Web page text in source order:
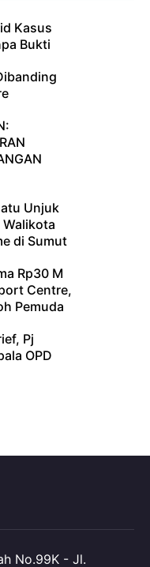
Kasus
Bukti
Unjuk
Walikota
di Sumut
Rp30 M
Centre,
Pemuda
Pj
OPD
No.99K - Jl.